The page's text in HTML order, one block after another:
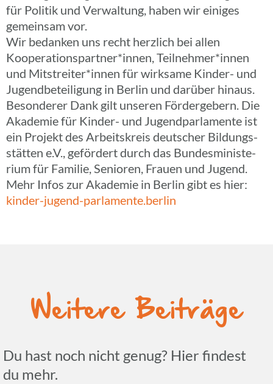
für Politik und Verwal­tung, haben wir einiges
gemein­sam vor.
Wir bedan­ken uns recht herz­lich bei allen
Kooperationspartner*innen, Teilnehmer*innen
und Mitstreiter*innen für wirk­same Kinder- und
Jugend­be­tei­li­gung in Berlin und darüber hinaus.
Beson­de­rer Dank gilt unseren Förder­ge­bern. Die
Akade­mie für Kinder- und Jugend­par­la­mente ist
ein Projekt des Arbeits­kreis deut­scher Bildungs­
stät­ten e.V., geför­dert durch das Bundes­mi­nis­te­
rium für Familie, Senio­ren, Frauen und Jugend.
Mehr Infos zur Akade­mie in Berlin gibt es hier:
kinder-jugend-parlamente.berlin
Weitere Beiträge
Du hast noch nicht genug? Hier findest
du mehr.